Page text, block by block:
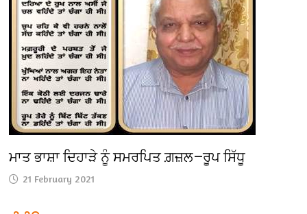
ਮਾਤ ਭਾਸ਼ਾ ਦਿਹਾੜੇ ਨੂੰ ਸਮਰਪਿਤ ਗ਼ਜ਼ਲ—ਰੂਪ ਸਿੱਧੂ
21 February 2021